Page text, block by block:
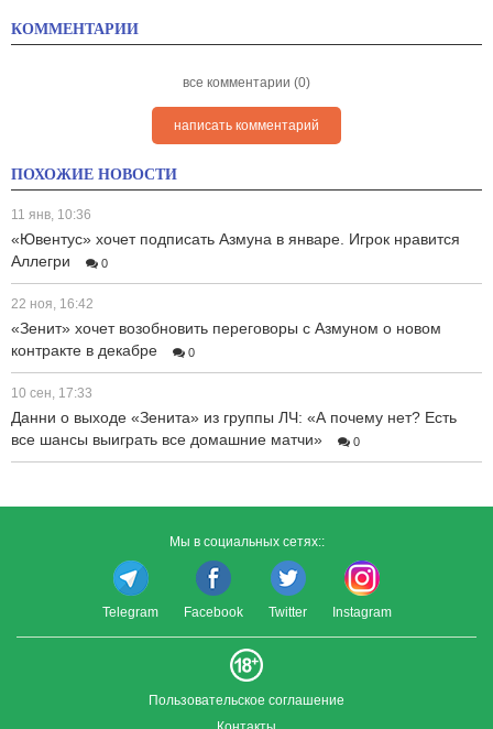
КОММЕНТАРИИ
все комментарии (0)
написать комментарий
ПОХОЖИЕ НОВОСТИ
11 янв, 10:36
«Ювентус» хочет подписать Азмуна в январе. Игрок нравится
Аллегри
0
22 ноя, 16:42
«Зенит» хочет возобновить переговоры с Азмуном о новом
контракте в декабре
0
10 сен, 17:33
Данни о выходе «Зенита» из группы ЛЧ: «А почему нет? Есть
все шансы выиграть все домашние матчи»
0
Мы в социальных сетях::
Telegram Facebook Twitter Instagram
Пользовательское соглашение